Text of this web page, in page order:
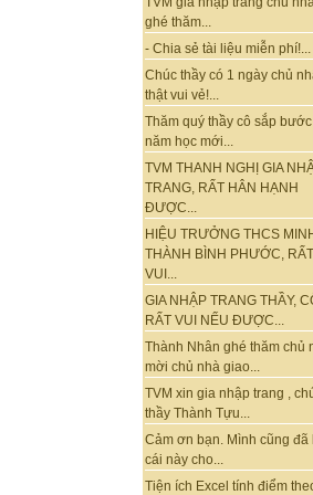
ghé thăm...
- Chia sẻ tài liệu miễn phí!...
Chúc thầy có 1 ngày chủ
thật vui vẻ!...
Thăm quý thầy cô sắp
năm học mới...
TVM THANH NGHỊ GIA
TRANG, RẤT HÂN HẠNH
ĐƯỢC...
HIỆU TRƯỞNG THCS
THÀNH BÌNH PHƯỚC, RẤT
VUI...
GIA NHẬP TRANG THẦY,
RẤT VUI NẾU ĐƯỢC...
Thành Nhân ghé thăm chủ
mời chủ nhà giao...
TVM xin gia nhập trang ,
thầy Thành Tựu...
Cảm ơn bạn. Mình cũng đã
cái này cho...
Tiện ích Excel tính điểm